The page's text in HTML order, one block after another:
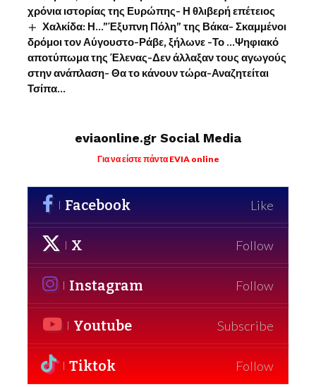
χρόνια ιστορίας της Ευρώπης- Η θλιβερή επέτειος
Χαλκίδα: Η…”Έξυπνη Πόλη” της Βάκα- Σκαμμένοι
δρόμοι τον Αύγουστο-Ράβε, ξήλωνε -Το …Ψηφιακό
αποτύπωμα της Έλενας-Δεν άλλαξαν τους αγωγούς
στην ανάπλαση- Θα το κάνουν τώρα-Αναζητείται
Τσίπα…
eviaonline.gr Social Media
Για να είστε πάντα EVIA online
Facebook Like
X Follow
Instagram Follow
Youtube Subscribe
Tiktok Follow